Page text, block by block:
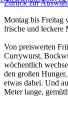
Zurück zur Auswahl
Montag bis Freitag
frische und leckere
Von preiswerten
Currywurst,
wöchentlich
den großen
etwas dabei. Und
Meter lange,